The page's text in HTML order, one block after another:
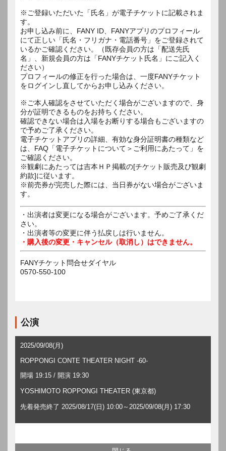
※ご登録いただいた「氏名」が電子チケットに記載されま
す。
お申し込み前に、FANY ID、FANYアプリのプロフィール
にて正しい「氏名・フリガナ・電話番号」をご登録されて
いるかご確認ください。（既存会員の方は「配送先氏
名」、新規会員の方は「FANYチケット氏名」にご記入く
ださい）
プロフィールの修正を行った場合は、一度FANYチケット
をログインし直してからお申し込みください。
※ご本人確認をさせていただく場合がございますので、身
分が証明できるものをお持ちください。
確認できない場合は入場をお断りする場合もございますの
で予めご了承ください。
電子チケットアプリの詳細、有効な身分証明書の種類など
は、FAQ「電子チケットについて＞ご利用にあたって」を
ご確認ください。
※観劇にあたっては吉本ＨＰ掲載の[チケット販売及び観劇
約款]に従います。
※前売券が完売した際には、当日券がない場合がございま
す。
・出演者は変更になる場合がございます。予めご了承くだ
さい。
・出演者等の変更に伴う払戻しは行いません。
・購入後の変更・キャンセル（取消し）はできません。
FANYチケット問合せダイヤル
0570-550-100
公演
2025/09/08(月)
ROPPONGI CONTE THEATER NIGHT -60-
開場 19:15 / 開演 19:30
YOSHIMOTO ROPPONGI THEATER (東京都)
先着発売終了 2025/08/17(日) 10:00～2025/09/08(月) 17:30